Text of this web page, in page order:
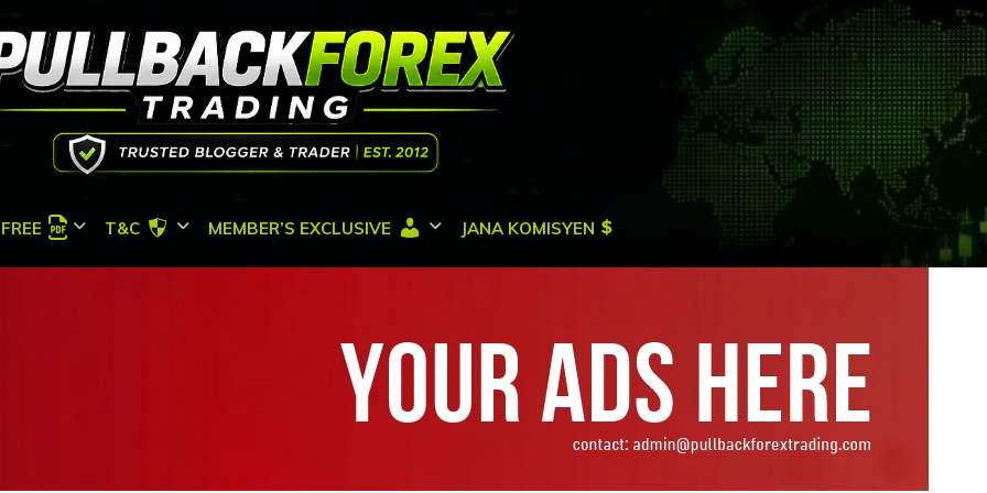
FREE T&C MEMBER’S EXCLUSIVE JANA KOMISYEN